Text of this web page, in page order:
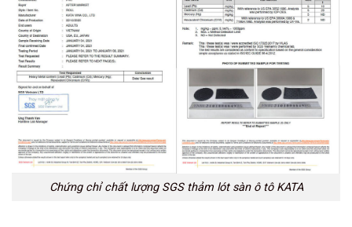
Chứng chỉ chất lượng SGS thảm lót sàn ô tô KATA